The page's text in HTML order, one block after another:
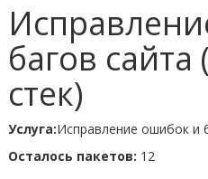
багов
стек)
Услуга:Исправление ошибок и
Осталось пакетов: 12